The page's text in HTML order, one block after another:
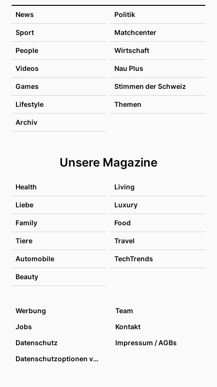
News Politik
Sport Matchcenter
People Wirtschaft
Videos Nau Plus
Games Stimmen der Schweiz
Lifestyle Themen
Archiv
Unsere Magazine
Health Living
Liebe Luxury
Family Food
Tiere Travel
Automobile TechTrends
Beauty
Werbung
Team
Jobs
Kontakt
Datenschutz
Impressum / AGBs
Datenschutzoptionen verwalten